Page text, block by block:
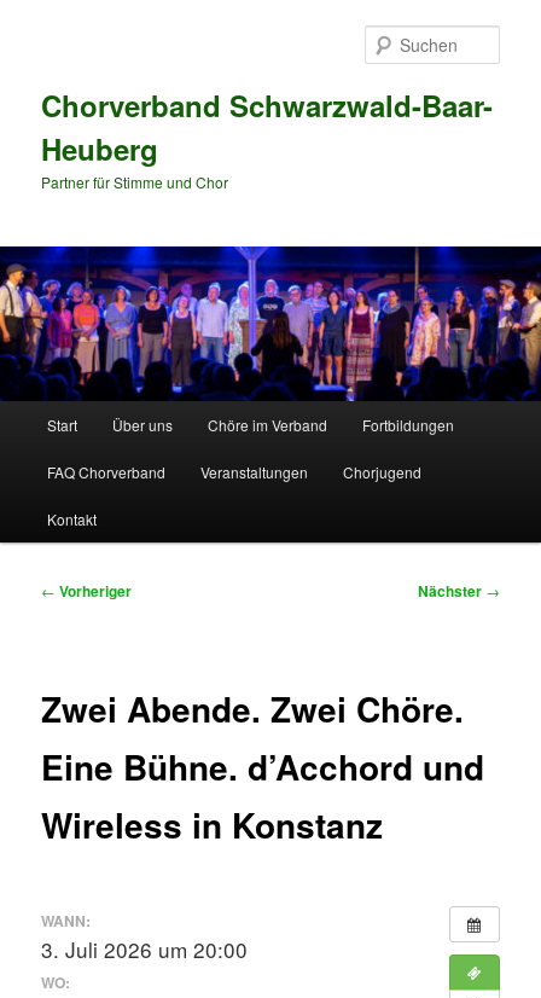
Chorverband Schwarzwald-Baar-
Heuberg
Partner für Stimme und Chor
Start Über uns Chöre im Verband Fortbildungen
FAQ Chorverband Veranstaltungen Chorjugend
Kontakt
Beitragsnavigation
← Vorheriger Nächster →
Zwei Abende. Zwei Chöre.
Eine Bühne. d’Acchord und
Wireless in Konstanz
WANN:
3. Juli 2026 um 20:00
WO: